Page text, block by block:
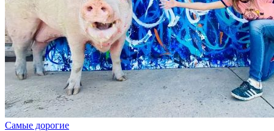
Опубликовано
Самые дорогие